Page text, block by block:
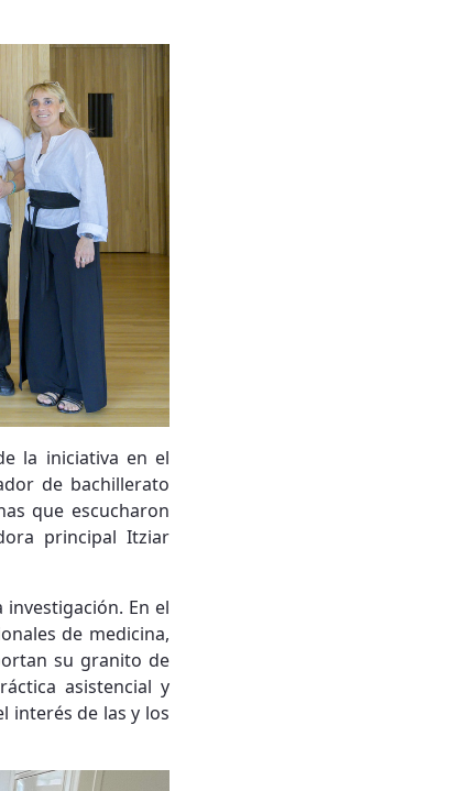
la iniciativa en el
de bachillerato
que escucharon
principal Itziar
En el
de medicina,
su granito de
asistencial y
interés de las y los